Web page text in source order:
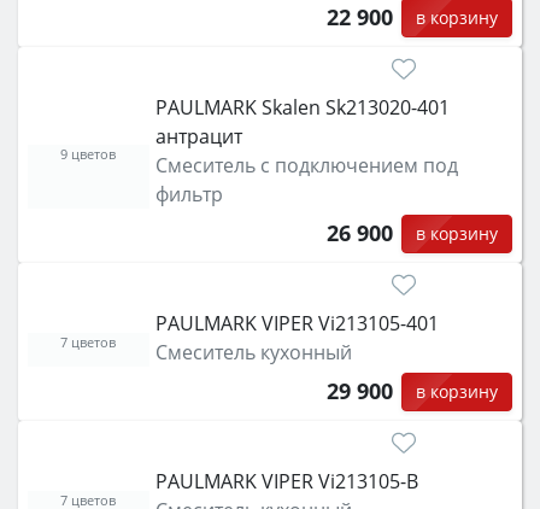
22 900 в корзину
PAULMARK Skalen Sk213020-401
антрацит
Смеситель с подключением под
фильтр
26 900 в корзину
9 цветов
PAULMARK VIPER Vi213105-401
Смеситель кухонный
29 900 в корзину
7 цветов
PAULMARK VIPER Vi213105-B
7 цветов